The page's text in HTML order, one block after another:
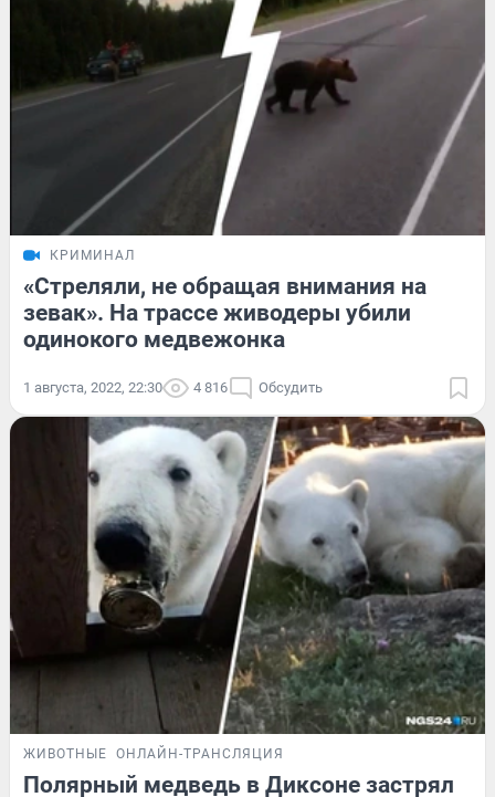
КРИМИНАЛ
«Стреляли, не обращая внимания на
зевак». На трассе живодеры убили
одинокого медвежонка
1 августа, 2022, 22:30 4 816 Обсудить
ЖИВОТНЫЕ ОНЛАЙН-ТРАНСЛЯЦИЯ
Полярный медведь в Диксоне застрял